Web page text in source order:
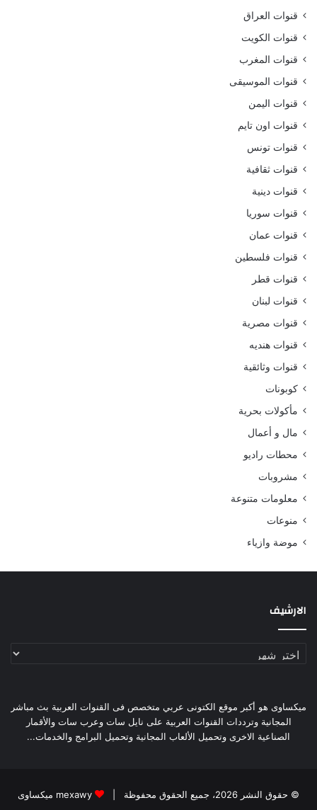
قنوات العراق
قنوات الكويت
قنوات المغرب
قنوات الموسيقى
قنوات اليمن
قنوات اون تايم
قنوات تونس
قنوات ثقافية
قنوات دينية
قنوات سوريا
قنوات عمان
قنوات فلسطين
قنوات قطر
قنوات لبنان
قنوات مصرية
قنوات هنديه
قنوات وثائقية
كوبونات
مأكولات بحرية
مال و أعمال
محطات راديو
مشروبات
معلومات متنوعة
منوعات
موضة وازياء
الارشيف
الارشيف
ميكساوى هو أكبر موقع الكتونى عربي متخصص فى القنوات العربية بث مباشر
المجانية وترددات القنوات العربية على نايل سات وعرب سات والأقمار
الصناعية الاخرى وتحميل الألعاب المجانية وتحميل البرامج والخدمات...
© حقوق النشر 2026، جميع الحقوق محفوظة | mexawy ميكساوى